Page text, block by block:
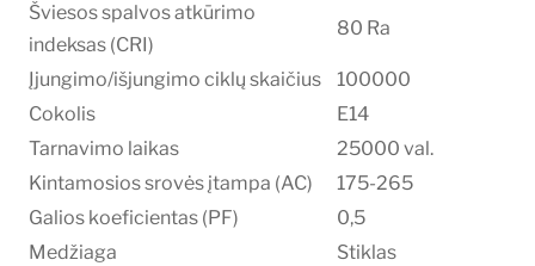
Šviesos spalvos atkūrimo
indeksas (CRI)
80 Ra
Įjungimo/išjungimo ciklų skaičius
100000
Cokolis
E14
Tarnavimo laikas
25000 val.
Kintamosios srovės įtampa (AC)
175-265
Galios koeficientas (PF)
0,5
Medžiaga
Stiklas